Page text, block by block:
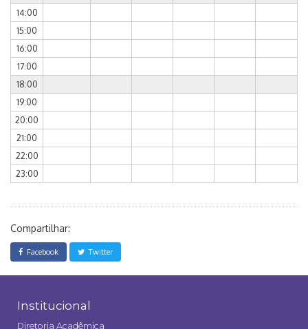
14:00
15:00
16:00
17:00
18:00
19:00
20:00
21:00
22:00
23:00
Compartilhar:
Facebook Twitter
Institucional
Diretoria Acadêmica